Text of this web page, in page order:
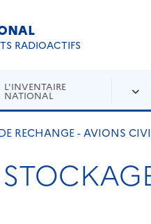
RADIOACTIFS
L'INVENTAIRE
NATIONAL
RECHANGE - AVIONS